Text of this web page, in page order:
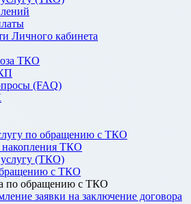
Личного кабинета
ТКО
(FAQ)
по обращению с ТКО
ТКО
(ТКО)
с ТКО
по обращению с ТКО
заявки на заключение договора